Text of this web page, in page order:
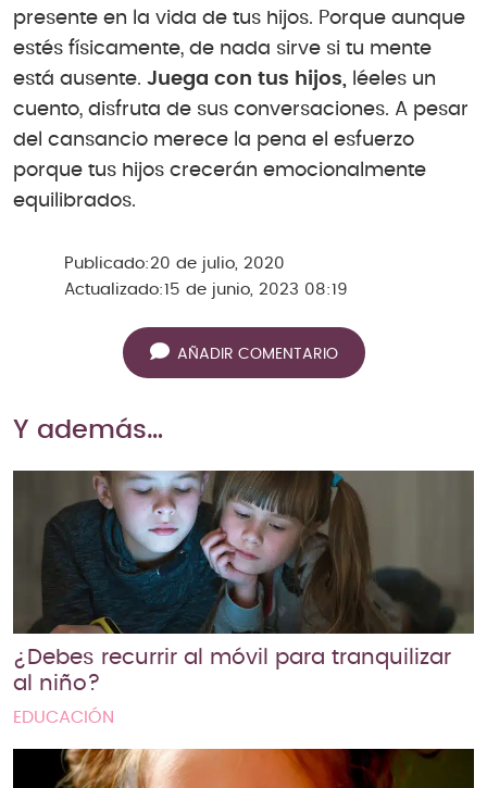
presente en la vida de tus hijos. Porque aunque
estés físicamente, de nada sirve si tu mente
está ausente. Juega con tus hijos, léeles un
cuento, disfruta de sus conversaciones. A pesar
del cansancio merece la pena el esfuerzo
porque tus hijos crecerán emocionalmente
equilibrados.
Publicado:20 de julio, 2020
Actualizado:15 de junio, 2023 08:19
AÑADIR COMENTARIO
Y además…
¿Debes recurrir al móvil para tranquilizar
al niño?
EDUCACIÓN